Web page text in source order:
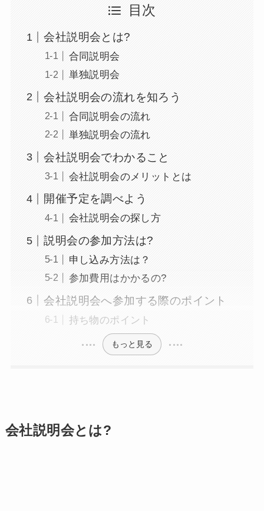
目次
会社説明会とは?
合同説明会
単独説明会
会社説明会の流れを知ろう
合同説明会の流れ
単独説明会の流れ
会社説明会でわかること
会社説明会のメリットとは
開催予定を調べよう
会社説明会の探し方
説明会の参加方法は?
申し込み方法は？
参加費用はかかるの?
会社説明会へ参加する際のポイント
持ち物のポイント
もっと見る
会社説明会とは?